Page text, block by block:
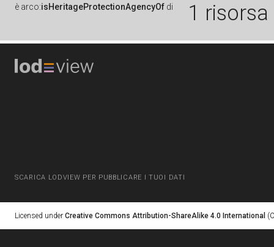
è arco:isHeritageProtectionAgencyOf di 1 risorsa
SCARICA LODVIEW PER PUBBLICARE I TUOI DATI
Licensed under Creative Commons Attribution-ShareAlike 4.0 International